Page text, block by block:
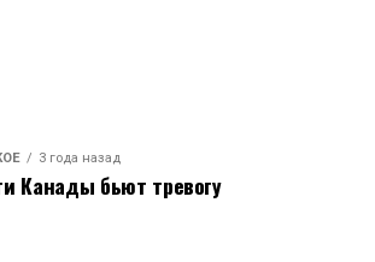
3 года назад
Канады бьют тревогу